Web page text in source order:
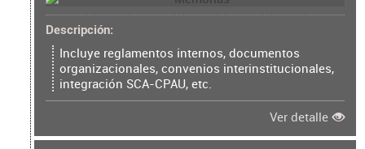
Descripción
Incluye reglamentos internos, documentos
organizacionales, convenios interinstitucionales,
integración SCA-CPAU, etc.
Ver detalle